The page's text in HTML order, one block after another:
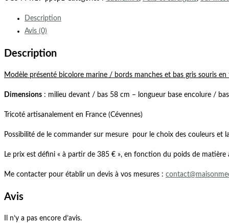
Description
Avis (0)
Description
Modèle présenté bicolore marine / bords manches et bas gris souris en
Dimensions : milieu devant / bas 58 cm – longueur base encolure /
Tricoté artisanalement en France (Cévennes)
Possibilité de le commander sur mesure pour le choix des couleurs et
Le prix est défini « à partir de 385 € », en fonction du poids de
Me contacter pour établir un devis à vos mesures :
Avis
Il n’y a pas encore d’avis.